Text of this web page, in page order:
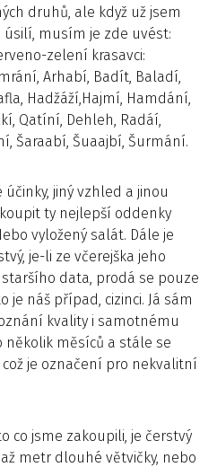
druhů, ale když už jsem
musím je zde uvést:
zelení krasavci:
Arhabí, Badít, Baladí,
Hadžáží,Hajmí, Hamdání,
Qatíní, Dehleh, Radáí,
Šaraabí, Šuaajbí, Šurmání.
jiný vzhled a jinou
ty nejlepší oddenky
vyložený salát. Dále je
je-li ze včerejška jeho
data, prodá se pouze
je náš případ, cizinci. Já sám
kvality i samotnému
měsíců a stále se
což je označení pro nekvalitní
co jsme zakoupili, je čerstvý
metr dlouhé větvičky, nebo